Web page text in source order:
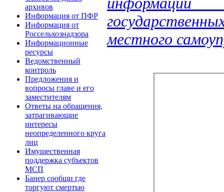
архивов
Информация от ПФР
Информация от
Россельхознадзора
Информационные
ресурсы
Ведомственный
контроль
Предложения и
вопросы главе и его
заместителям
Ответы на обращения,
затрагивающие
интересы
неопределенного круга
лиц
Имущественная
поддержка субъектов
МСП
Банер сообщи где
торгуют смертью
местного